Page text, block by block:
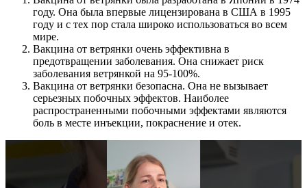
году. Она была впервые лицензирована в США в 1995
году и с тех пор стала широко использоваться во всем
мире.
Вакцина от ветрянки очень эффективна в
предотвращении заболевания. Она снижает риск
заболевания ветрянкой на 95-100%.
Вакцина от ветрянки безопасна. Она не вызывает
серьезных побочных эффектов. Наиболее
распространенными побочными эффектами являются
боль в месте инъекции, покраснение и отек.